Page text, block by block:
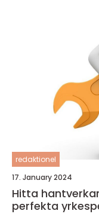
redaktionel
17. January 2024
Hitta
perfekta